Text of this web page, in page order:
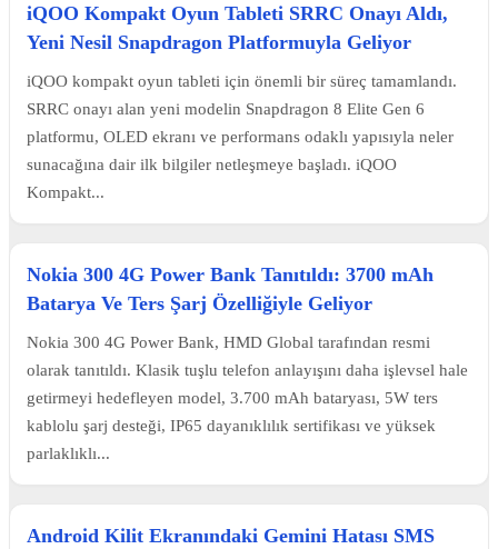
iQOO Kompakt Oyun Tableti SRRC Onayı Aldı,
Yeni Nesil Snapdragon Platformuyla Geliyor
iQOO kompakt oyun tableti için önemli bir süreç tamamlandı.
SRRC onayı alan yeni modelin Snapdragon 8 Elite Gen 6
platformu, OLED ekranı ve performans odaklı yapısıyla neler
sunacağına dair ilk bilgiler netleşmeye başladı. iQOO
Kompakt...
Nokia 300 4G Power Bank Tanıtıldı: 3700 mAh
Batarya Ve Ters Şarj Özelliğiyle Geliyor
Nokia 300 4G Power Bank, HMD Global tarafından resmi
olarak tanıtıldı. Klasik tuşlu telefon anlayışını daha işlevsel hale
getirmeyi hedefleyen model, 3.700 mAh bataryası, 5W ters
kablolu şarj desteği, IP65 dayanıklılık sertifikası ve yüksek
parlaklıklı...
Android Kilit Ekranındaki Gemini Hatası SMS